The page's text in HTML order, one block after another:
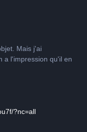
Mais j'ai
a l'impression qu'il en
?nc=all